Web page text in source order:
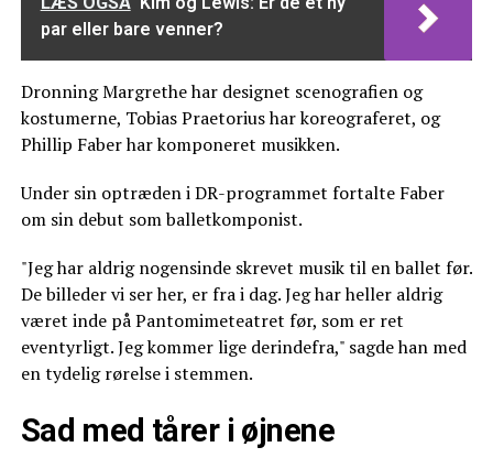
par eller bare venner?
Dronning Margrethe har designet scenografien og
kostumerne, Tobias Praetorius har koreograferet, og
Phillip Faber har komponeret musikken.
Under sin optræden i DR-programmet fortalte Faber
om sin debut som balletkomponist.
"Jeg har aldrig nogensinde skrevet musik til en ballet før.
De billeder vi ser her, er fra i dag. Jeg har heller aldrig
været inde på Pantomimeteatret før, som er ret
eventyrligt. Jeg kommer lige derindefra," sagde han med
en tydelig rørelse i stemmen.
Sad med tårer i øjnene